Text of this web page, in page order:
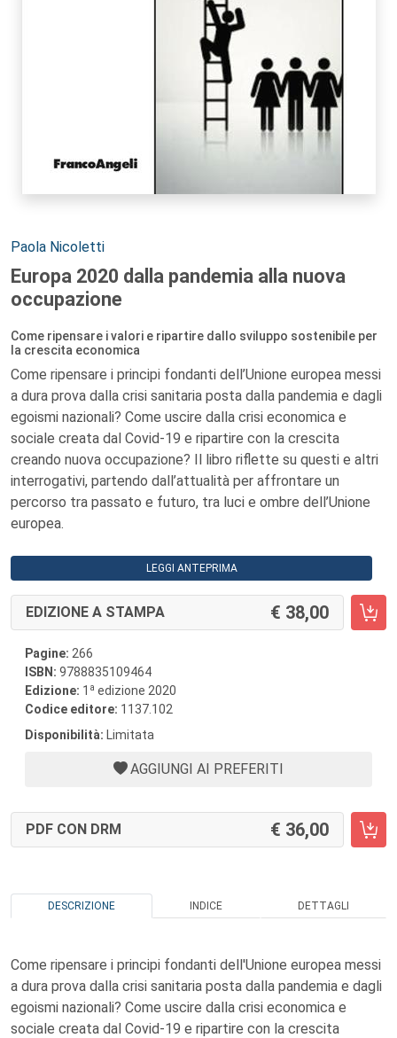
Autori:
Paola Nicoletti
Europa 2020 dalla pandemia alla nuova
occupazione
Come ripensare i valori e ripartire dallo sviluppo sostenibile per
la crescita economica
Come ripensare i principi fondanti dell’Unione europea messi
a dura prova dalla crisi sanitaria posta dalla pandemia e dagli
egoismi nazionali? Come uscire dalla crisi economica e
sociale creata dal Covid-19 e ripartire con la crescita
creando nuova occupazione? Il libro riflette su questi e altri
interrogativi, partendo dall’attualità per affrontare un
percorso tra passato e futuro, tra luci e ombre dell’Unione
europea.
LEGGI ANTEPRIMA
EDIZIONE A STAMPA 38,00
Pagine: 266
ISBN: 9788835109464
Edizione: 1 a edizione 2020
Codice editore: 1137.102
Disponibilità: Limitata
AGGIUNGI AI PREFERITI
PDF CON DRM 36,00
DESCRIZIONE INDICE DETTAGLI
Come ripensare i principi fondanti dell'Unione europea messi
a dura prova dalla crisi sanitaria posta dalla pandemia e dagli
egoismi nazionali? Come uscire dalla crisi economica e
sociale creata dal Covid-19 e ripartire con la crescita